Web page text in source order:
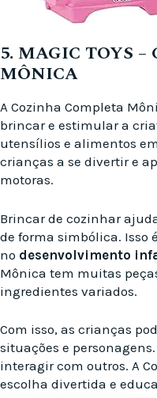
5. MAGIC TOYS
MÔNICA
A Cozinha Completa
brincar e estimular a
utensílios e alimentos
crianças a se divertir e
motoras.
Brincar de cozinhar
de forma simbólica. Isso
no desenvolvimento
Mônica tem muitas
ingredientes variados.
Com isso, as crianças
situações e
interagir com outros. A
escolha divertida e